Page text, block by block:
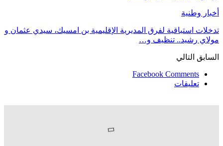
أخبار وطنية
تدخلات استباقية لفرق المديرية الإقليمية بن امسيك، سيدي عثمان و
مولاي رشيد.. تنظيف و…
السابق التالي
Facebook Comments
تعليقات